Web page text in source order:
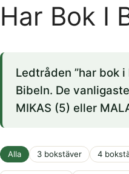
Har Bok I
Ledtråden ”har bok
Bibeln. De
MIKAS (5) eller
Alla 3 bokstäver 4